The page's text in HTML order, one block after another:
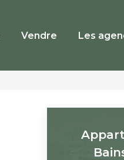
Vendre Les